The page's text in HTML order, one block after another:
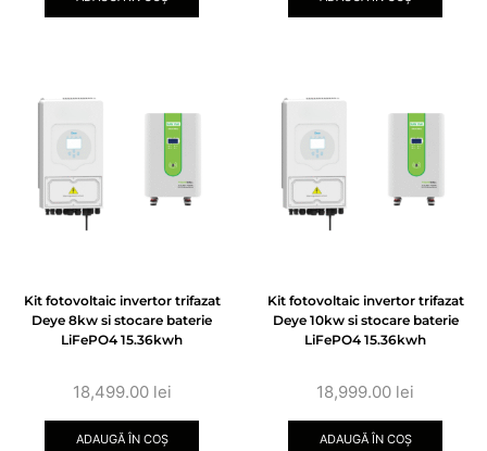
Kit fotovoltaic invertor trifazat
Deye 8kw si stocare baterie
LiFePO4 15.36kwh
18,499.00 lei
ADAUGĂ ÎN COȘ
Kit fotovoltaic invertor trifazat
Deye 10kw si stocare baterie
LiFePO4 15.36kwh
18,999.00 lei
ADAUGĂ ÎN COȘ